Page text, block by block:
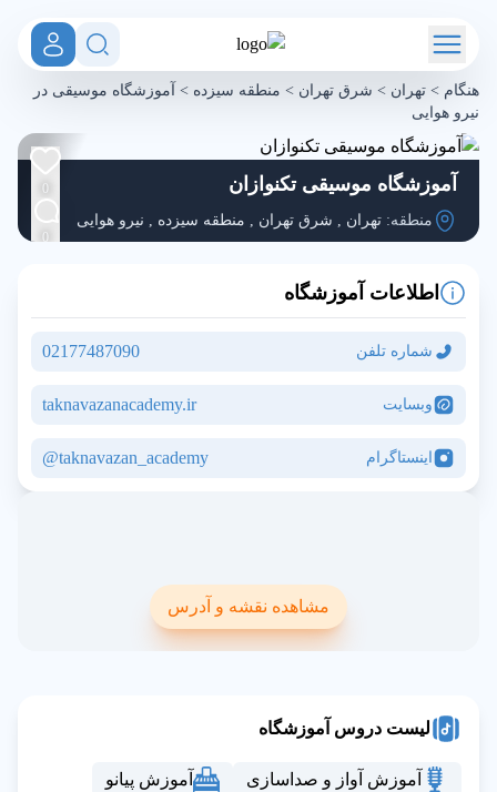
هنگام > تهران > شرق تهران > منطقه سیزده > آموزشگاه موسیقی در
نیرو هوایی
آموزشگاه موسیقی تکنوازان
منطقه: تهران , شرق تهران , منطقه سیزده , نیرو هوایی
0
0
اطلاعات آموزشگاه
شماره تلفن 02177487090
وبسایت taknavazanacademy.ir
اینستاگرام taknavazan_academy@
مشاهده نقشه و آدرس
لیست دروس آموزشگاه
آموزش آواز و صداسازی
آموزش پیانو